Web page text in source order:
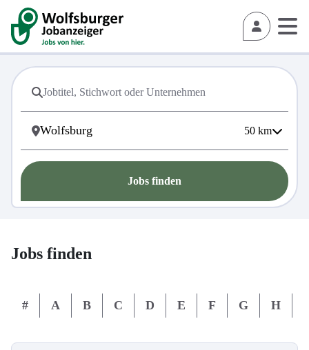
50 km
Jobs finden
Jobs finden
# A B C D E F G H